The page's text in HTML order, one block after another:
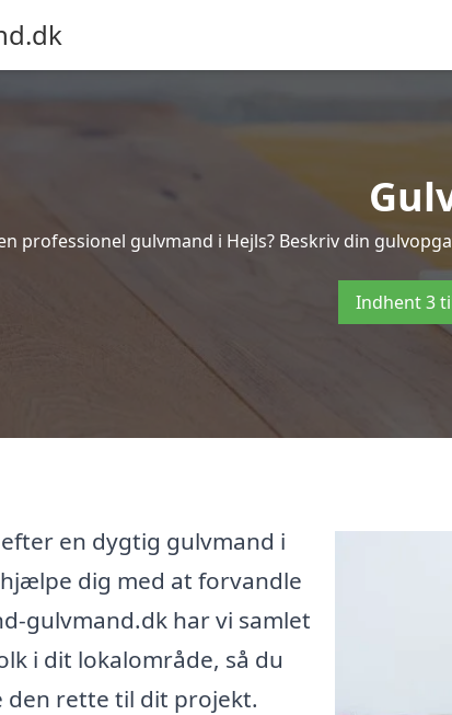
professionel gulvmand i Hejls? Beskriv din
Indhent 3
en dygtig gulvmand i
dig med at forvandle
gulvmand.dk har vi samlet
i dit lokalområde, så du
den rette til dit projekt.